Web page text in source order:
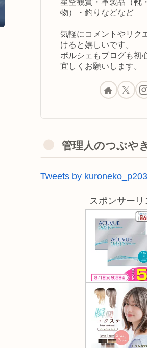
物）・釣りなどなど
気軽にコメントやリク
けると嬉しいです。
ポルシェもブログも初
宜しくお願いします。
管理人のつぶや
Tweets by
スポンサーリ